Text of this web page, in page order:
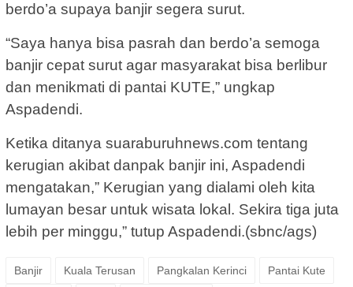
berdo’a supaya banjir segera surut.
“Saya hanya bisa pasrah dan berdo’a semoga
banjir cepat surut agar masyarakat bisa berlibur
dan menikmati di pantai KUTE,” ungkap
Aspadendi.
Ketika ditanya suaraburuhnews.com tentang
kerugian akibat danpak banjir ini, Aspadendi
mengatakan,” Kerugian yang dialami oleh kita
lumayan besar untuk wisata lokal. Sekira tiga juta
lebih per minggu,” tutup Aspadendi.(sbnc/ags)
Banjir Kuala Terusan Pangkalan Kerinci Pantai Kute